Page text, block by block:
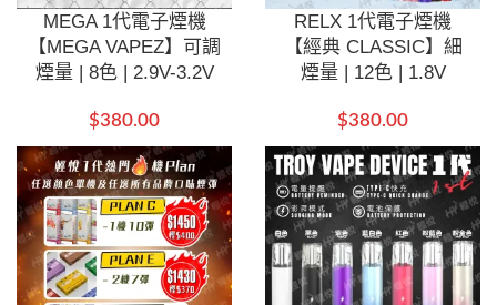
MEGA 1代電子煙機
【MEGA VAPEZ】可調
煙量 | 8色 | 2.9V-3.2V
$380.00
RELX 1代電子煙機
【經典 CLASSIC】細
煙量 | 12色 | 1.8V
$380.00